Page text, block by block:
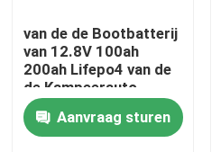
Producten
lifepo4 batterijcel
van de de Bootbatterij
van 12.8V 100ah
200ah Lifepo4 van de
de Kampeerauto
Zonne-energie Opslag
12 Volt Marine Rv
Battery
Aanvraag sturen